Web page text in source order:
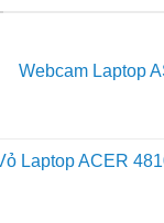
Webcam Laptop
Laptop ACER